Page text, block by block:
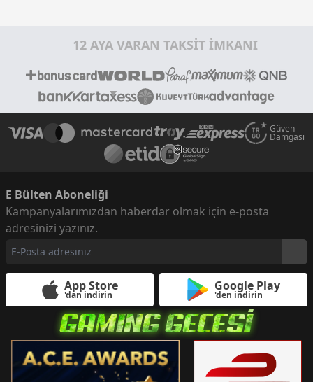
12 AYA VARAN TAKSİT İMKANI
Güven
Damgası
E Bülten Aboneliği
Kampanyalarımızdan haberdar olmak için e-posta
adresinizi yazınız.
App Store
'dan indirin
Google Play
'den indirin